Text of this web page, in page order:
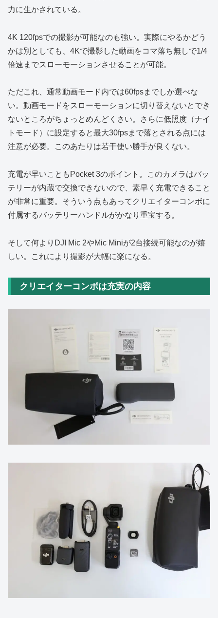
力に生かされている。
4K 120fpsでの撮影が可能なのも強い。実際にやるかどう
かは別としても、4Kで撮影した動画をコマ落ち無しで1/4
倍速までスローモーションさせることが可能。
ただこれ、通常動画モード内では60fpsまでしか選べな
い。動画モードをスローモーションに切り替えないとでき
ないところがちょっとめんどくさい。さらに低照度（ナイ
トモード）に設定すると最大30fpsまで落とされる点には
注意が必要。このあたりは若干使い勝手が良くない。
充電が早いこともPocket 3のポイント。このカメラはバッ
テリーが内蔵で交換できないので、素早く充電できること
が非常に重要。そういう点もあってクリエイターコンボに
付属するバッテリーハンドルがかなり重宝する。
そして何よりDJI Mic 2やMic Miniが2台接続可能なのが嬉
しい。これにより撮影が大幅に楽になる。
クリエイターコンボは充実の内容